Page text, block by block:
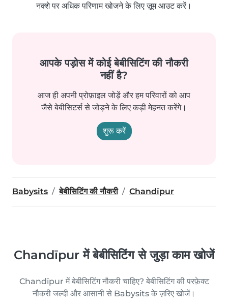
नक्शे पर अधिक परिणाम खोजने के लिए ज़ूम आउट करें।
आपके पड़ोस में कोई बेबीसिटिंग की नौकरी
नहीं है?
आज ही अपनी प्रोफ़ाइल जोड़ें और हम परिवारों को आप
जैसे बेबीसिटर्स से जोड़ने के लिए कड़ी मेहनत करेंगे।
शुरू करें
Babysits बेबीसिटिंग की नौकरी Chandīpur
Chandīpur में बेबीसिटिंग से जुड़ा काम खोजें
Chandīpur में बेबीसिटिंग नौकरी चाहिए? बेबीसिटिंग की परफ़ेक्ट
नौकरी जल्दी और आसानी से Babysits के ज़रिए खोजें।